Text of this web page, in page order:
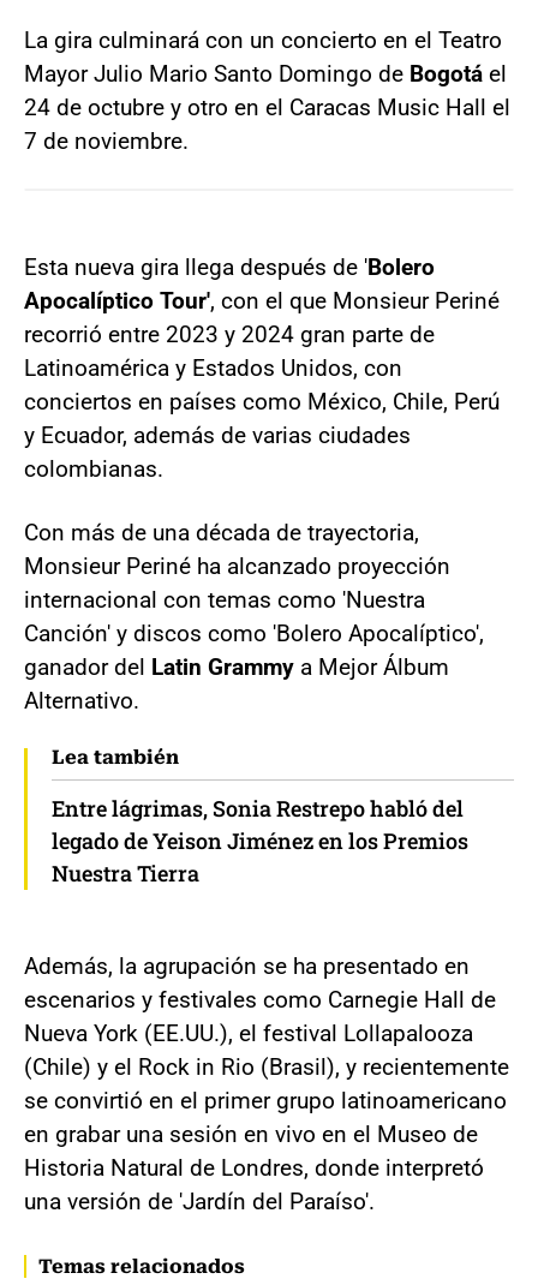
La gira culminará con un concierto en el Teatro
Mayor Julio Mario Santo Domingo de Bogotá el
24 de octubre y otro en el Caracas Music Hall el
7 de noviembre.
Esta nueva gira llega después de 'Bolero
Apocalíptico Tour', con el que Monsieur Periné
recorrió entre 2023 y 2024 gran parte de
Latinoamérica y Estados Unidos, con
conciertos en países como México, Chile, Perú
y Ecuador, además de varias ciudades
colombianas.
Con más de una década de trayectoria,
Monsieur Periné ha alcanzado proyección
internacional con temas como 'Nuestra
Canción' y discos como 'Bolero Apocalíptico',
ganador del Latin Grammy a Mejor Álbum
Alternativo.
Lea también
Entre lágrimas, Sonia Restrepo habló del
legado de Yeison Jiménez en los Premios
Nuestra Tierra
Además, la agrupación se ha presentado en
escenarios y festivales como Carnegie Hall de
Nueva York (EE.UU.), el festival Lollapalooza
(Chile) y el Rock in Rio (Brasil), y recientemente
se convirtió en el primer grupo latinoamericano
en grabar una sesión en vivo en el Museo de
Historia Natural de Londres, donde interpretó
una versión de 'Jardín del Paraíso'.
Temas relacionados